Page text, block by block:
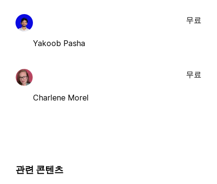
Yakoob Pasha
무료
Charlene Morel
무료
관련 콘텐츠